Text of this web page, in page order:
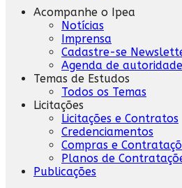
Acompanhe o Ipea
Notícias
Imprensa
Cadastre-se
Agenda de
Temas de Estudos
Todos os Temas
Licitações
Licitações e Contratos
Credenciamentos
Compras e
Planos de
Publicações